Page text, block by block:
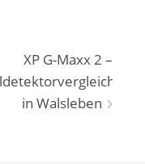
XP G-Maxx 2 –
in Walsleben